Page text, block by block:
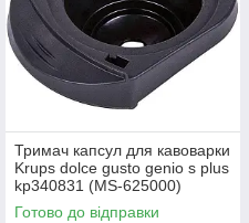
Тримач капсул для кавоварки
Krups dolce gusto genio s plus
kp340831 (MS-625000)
Оригінал
Готово до відправки